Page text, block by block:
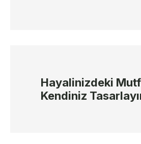
Hayalinizdeki
Kendiniz